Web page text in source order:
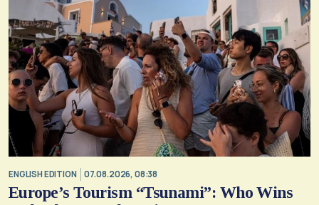
ENGLISH EDITION 07.08.2026, 08:38
Europe’s Tourism “Tsunami”: Who Wins